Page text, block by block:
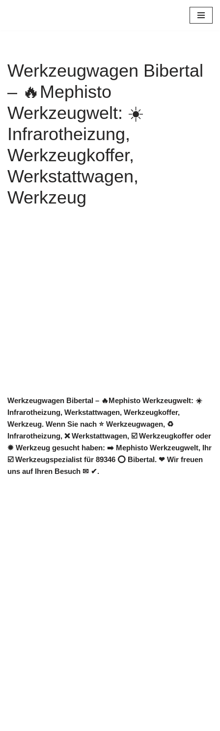
Werkzeugwagen Bibertal
– 🔥Mephisto
Werkzeugwelt: ☀️
Infrarotheizung,
Werkzeugkoffer,
Werkstattwagen,
Werkzeug
Werkzeugwagen Bibertal – 🔥Mephisto Werkzeugwelt: ☀️
Infrarotheizung, Werkstattwagen, Werkzeugkoffer,
Werkzeug. Wenn Sie nach ⭐ Werkzeugwagen, ♻
Infrarotheizung, ❌ Werkstattwagen, ☑️ Werkzeugkoffer oder
✹ Werkzeug gesucht haben: ➡️ Mephisto Werkzeugwelt, Ihr
☑️ Werkzeugspezialist für 89346 ⭕ Bibertal. ❤ Wir freuen
uns auf Ihren Besuch ✉ ✔.